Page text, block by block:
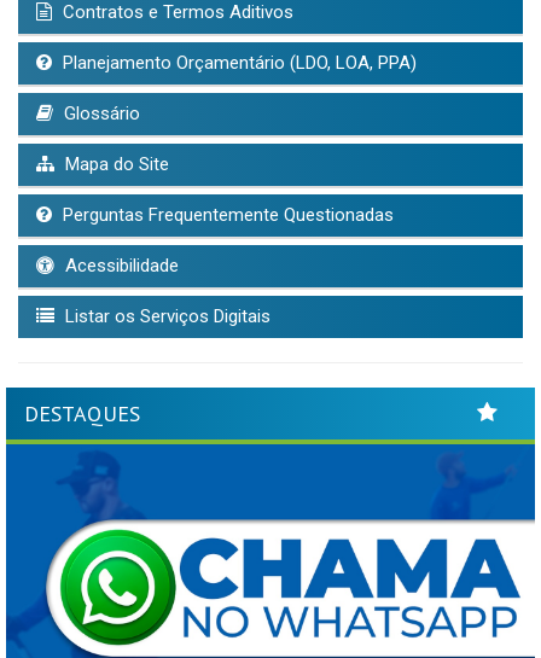
Contratos e Termos Aditivos
Planejamento Orçamentário (LDO, LOA, PPA)
Glossário
Mapa do Site
Perguntas Frequentemente Questionadas
Acessibilidade
Listar os Serviços Digitais
DESTAQUES